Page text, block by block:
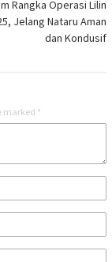
Rangka Operasi Lilin
Jelang Nataru Aman
dan Kondusif
marked *